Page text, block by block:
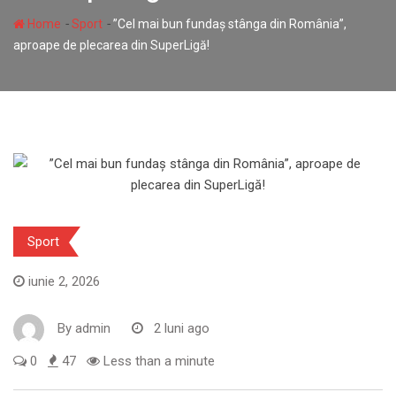
Home -Sport -”Cel mai bun fundaș stânga din România”,
aproape de plecarea din SuperLigă!
Sport
iunie 2, 2026
By admin 2 luni ago
0 47 Less than a minute